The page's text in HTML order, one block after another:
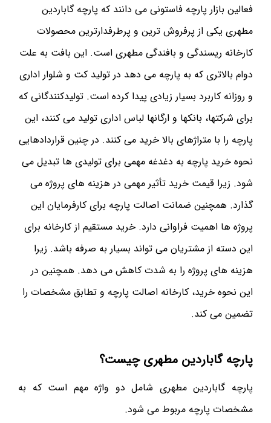
فعالین بازار پارچه فاستونی می دانند که پارچه گاباردین
مطهری یکی از پرفروش ترین و پرطرفدارترین محصولات
کارخانه ریسندگی و بافندگی مطهری است. این بافت به علت
دوام بالاتری که به پارچه می دهد در تولید کت و شلوار اداری
و روزانه کاربرد بسیار زیادی پیدا کرده است. تولیدکنندگانی که
برای شرکتها، بانکها و ارگانها لباس اداری تولید می کنند، این
پارچه را با متراژهای بالا خرید می کنند. در چنین قراردادهایی
نحوه خرید پارچه به دغدغه مهمی برای تولیدی ها تبدیل می
شود. زیرا قیمت خرید تأثیر مهمی در هزینه های پروژه می
گذارد. همچنین ضمانت اصالت پارچه برای کارفرمایان این
پروژه ها اهمیت فراوانی دارد. خرید مستقیم از کارخانه برای
این دسته از مشتریان می تواند بسیار به صرفه باشد. زیرا
هزینه های پروژه را به شدت کاهش می دهد. همچنین در
این نحوه خرید، کارخانه اصالت پارچه و تطابق مشخصات را
تضمین می کند.
پارچه گاباردین مطهری چیست؟
پارچه گاباردین مطهری شامل دو واژه مهم است که به
مشخصات پارچه مربوط می شود.